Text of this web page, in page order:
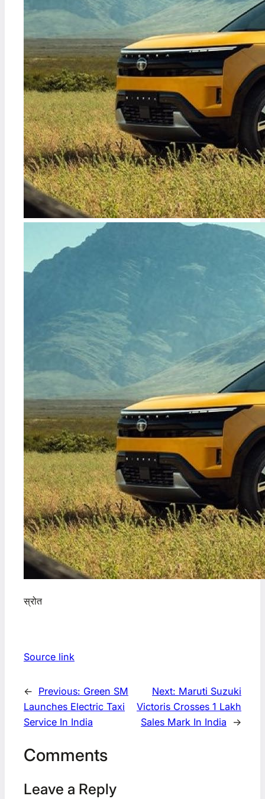
स्रोत
Source link
← Previous: Green SM
Launches Electric Taxi
Service In India
Next: Maruti Suzuki
Victoris Crosses 1 Lakh
Sales Mark In India
→
Comments
Leave a Reply